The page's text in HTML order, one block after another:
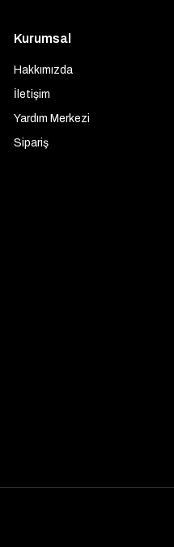
Kurumsal
Hakkımızda
İletişim
Yardım Merkezi
Sipariş